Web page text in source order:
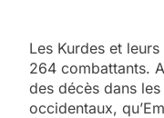
Les Kurdes et
264 combattants.
des décès dans
occidentaux,